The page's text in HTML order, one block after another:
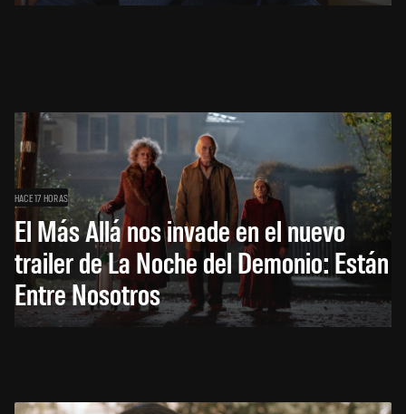
HACE 17 HORAS
El Más Allá nos invade en el nuevo
trailer de La Noche del Demonio: Están
Entre Nosotros